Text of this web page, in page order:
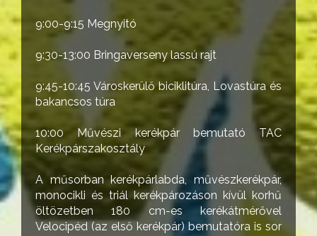
9:00-9:15 Megnyitó
9:30-13:00 Bringaverseny lassú rajt
9:45-10:45 Városkerülő biciklitúra, Lovastúra és
bakancsos túra
10:00 Művészi kerékpár bemutató TAC
Kerékpárszakosztály
A műsorban kerékpárlabda, művészkerékpár,
monocikli és triál kerékpározáson kívül korhű
öltözetben 180 cm-es kerékátmérővel
Velocipéd (az első kerékpár) bemutatóra is sor